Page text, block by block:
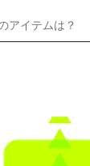
アイテムは？